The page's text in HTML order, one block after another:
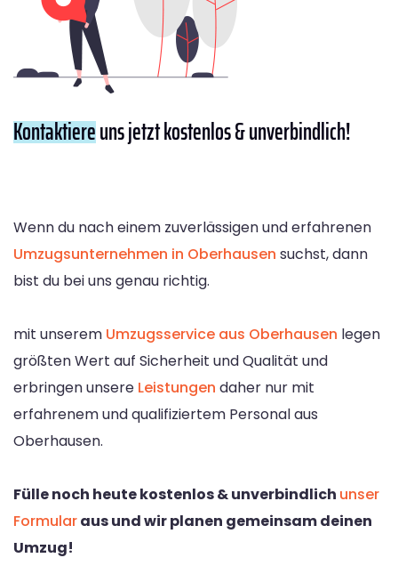
Kontaktiereuns jetzt kostenlos & unverbindlich!
Wenn du nach einem zuverlässigen und erfahrenen
Umzugsunternehmen in Oberhausen suchst, dann
bist du bei uns genau richtig.
mit unserem Umzugsservice aus Oberhausen legen
größten Wert auf Sicherheit und Qualität und
erbringen unsere Leistungen daher nur mit
erfahrenem und qualifiziertem Personal aus
Oberhausen.
Fülle noch heute kostenlos & unverbindlich unser
Formularaus und wir planen gemeinsam deinen
Umzug!